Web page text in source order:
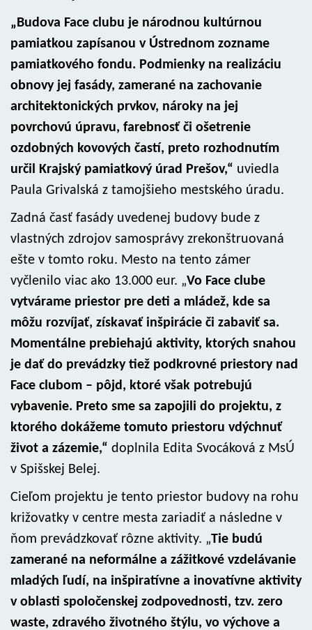
„Budova Face clubu je národnou kultúrnou
pamiatkou zapísanou v Ústrednom zozname
pamiatkového fondu. Podmienky na realizáciu
obnovy jej fasády, zamerané na zachovanie
architektonických prvkov, nároky na jej
povrchovú úpravu, farebnosť či ošetrenie
ozdobných kovových častí, preto rozhodnutím
určil Krajský pamiatkový úrad Prešov,“ uviedla
Paula Grivalská z tamojšieho mestského úradu.
Zadná časť fasády uvedenej budovy bude z
vlastných zdrojov samosprávy zrekonštruovaná
ešte v tomto roku. Mesto na tento zámer
vyčlenilo viac ako 13.000 eur. „Vo Face clube
vytvárame priestor pre deti a mládež, kde sa
môžu rozvíjať, získavať inšpirácie či zabaviť sa.
Momentálne prebiehajú aktivity, ktorých snahou
je dať do prevádzky tiež podkrovné priestory nad
Face clubom – pôjd, ktoré však potrebujú
vybavenie. Preto sme sa zapojili do projektu, z
ktorého dokážeme tomuto priestoru vdýchnuť
život a zázemie,“ doplnila Edita Svocáková z MsÚ
v Spišskej Belej.
Cieľom projektu je tento priestor budovy na rohu
križovatky v centre mesta zariadiť a následne v
ňom prevádzkovať rôzne aktivity. „Tie budú
zamerané na neformálne a zážitkové vzdelávanie
mladých ľudí, na inšpiratívne a inovatívne aktivity
v oblasti spoločenskej zodpovednosti, tzv. zero
waste, zdravého životného štýlu, vo výchove a